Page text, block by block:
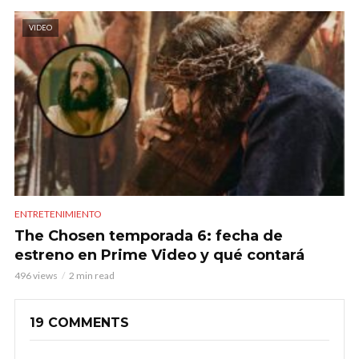
VIDEO
ENTRETENIMIENTO
The Chosen temporada 6: fecha de
estreno en Prime Video y qué contará
496 views 2 min read
19 COMMENTS